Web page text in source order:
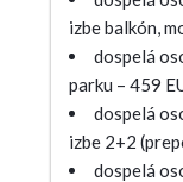
izbe balkón,
dospelá
parku – 459
dospelá
izbe 2+2
dospelá